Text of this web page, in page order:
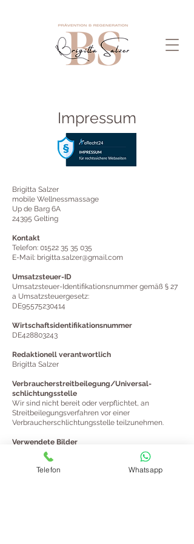
Impressum
Brigitta Salzer
mobile Wellnessmassage
Up de Barg 6A
24395 Gelting
Kontakt
Telefon: 01522 35 35 035
E-Mail: brigitta.salzer@gmail.com
Umsatzsteuer-ID
Umsatzsteuer-Identifikationsnummer gemäß § 27
a Umsatzsteuergesetz:
DE95575230414
Wirtschafts­identifikations­nummer
DE428803243
Redaktionell verantwortlich
Brigitta Salzer
Verbraucher­streit­beilegung/Universal­
schlichtungs­stelle
Wir sind nicht bereit oder verpflichtet, an
Streitbeilegungsverfahren vor einer
Verbraucherschlichtungsstelle teilzunehmen.
Verwendete Bilder
Eigene Bilder & iStock
Telefon Whatsapp